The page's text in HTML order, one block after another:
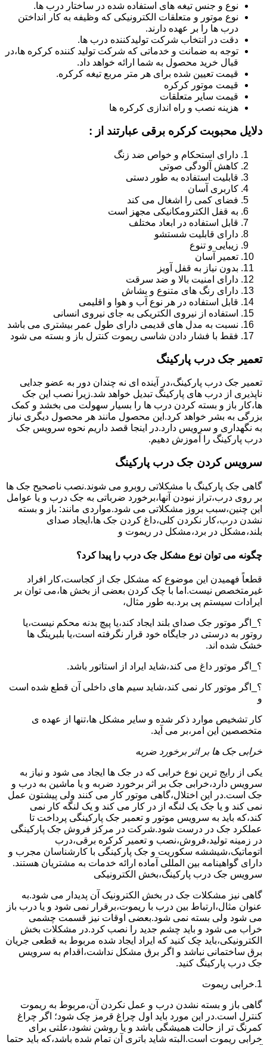
نوع و جنس تیغه های استفاده شده در ساختار درب ها.
نوع موتور و متعلقات الکترونیکی که وظیفه به کار انداختن
درب ها را بر عهده دارند.
دقت در انتخاب شرکت تولیدکننده درب ها.
توجه به ضمانت و خدماتی که شرکت تولید کننده کرکره ها،در
قبال خرید محصول به شما ارائه خواهد داد.
قیمت تعیین شده برای هر متر مربع تیغه کرکره.
قیمت موتور کرکره
قیمت سایر متعلقات
هزینه نصب و راه اندازی کرکره ها
دلایل محبوبت کرکره برقی عبارتند از :
دارای استحکام و خواص ضد زنگ
کاهش آلودگی صوتی
قابلیت استفاده به طور دستی
کاربری آسان
فضای کمی را اشغال می کند
به قفل الکترومکانیکی مجهز است
قابل استفاده در ابعاد مختلف
دارای قابلیت شستشو
زیبایی و تنوع
تعمیر آسان
بدون نیاز به قفل آویز
دارای امنیت بالا و ضد سرقت
دارای رنگ های متنوع و بشاش
قابل استفاده در هر نوع آب و هوا و اقلیمی
استفاده از نیروی الکتریکی به جای نیروی انسانی
نسبت به مدل های قدیمی دارای طول عمر بیشتری می باشد
فقط با فشار دادن شاسی ریموت کنترل باز و بسته می شود
تعمیر جک درب پارکینگ
تعمیر جک درب پارکینگ،در آینده ای نه چندان دور به عضو جدایی
ناپذیری از درب های پارکینگ تبدیل خواهد شد.زیرا نصب این جک
ها،کار باز و بسته کردن درب ها را بسیار سهولت می بخشد و کمک
بزرگی به بشر خواهد کرد.این محصول مانند هر محصول دیگری نیاز
به نگهداری و سرویس دارد.در اینجا قصد داریم نحوه سرویس جک
درب پارکینگ را آموزش دهیم.
سرویس کردن جک درب پارکینگ
گاهی جک پارکینگ با مشکلاتی روبرو می شوند.نصب ناصحیح جک ها
بر روی درب،تراز نبودن آنها،برخورد ضرباتی به جک درب و یا عوامل
این چنین،سبب بروز مشکلاتی می شود.مواردی مانند: باز و بسته
نشدن درب،کار نکردن کلی،داغ کردن جک ها،ایجاد صدای
بلند،مشکل در برد،مشکل در ریموت و
چگونه می توان نوع مشکل جک درب را پیدا کرد؟
قطعاً فهمیدن این موضوع که مشکل جک از کجاست،کار افراد
غیرمتخصص نیست.اما با چک کردن بعضی از بخش ها،می توان بر
ایرادات سیستم پی برد.به طور مثال،
؟_اگر موتور جک صدای بلند ایجاد کند،یا پیچ بدنه محکم نیست،یا
روتور به درستی در جایگاه خود قرار نگرفته است،یا بلبرینگ ها
خشک شده اند.
؟_اگر موتور داغ می کند،شاید ایراد از استاتور باشد.
؟_اگر موتور کار نمی کند،شاید سیم های داخلی آن قطع شده است
و
کار تشخیص موارد ذکر شده و سایر مشکل ها،تنها از عهده ی
متخصصین این امر،بر می آید.
خرابی جک ها بر اثر برخورد ضربه
یکی از رایج ترین نوع خرابی که در جک ها ایجاد می شود و نیاز به
سرویس دارد،خرابی جک بر اثر برخورد ضربه و یا ماشین به درب و
جک است.در این اختلال،گاهی موتور کار می کنند ولی پیشتون عمل
نمی کند و یا جک یک لنگه از در کار می کند و یک لنگه کار نمی
کند،که باید به سرویس موتور و تعمیر جک پارکینگی پرداخت تا
عملکرد جک در درست شود.شرکت در مرکز فروش جک پارکینگی
در زمینه تولید،فروش،نصب و تعمیر کرکره برقی،درب
اتوماتیک،شیششه سکوریت و جک پارکینگی با کارشناسان مجرب و
دارای گواهینامه بین المللی آماده ارائه خدمات به مشتریان هستند.
سرویس جک درب پارکینگ،بخش الکترونیکی
گاهی نیز مشکلات جک در بخش الکترونیک آن پدیدار می شود.به
عنوان مثال،ارتباط بین درب با ریموت،برقرار نمی شود و یا درب باز
می شود ولی بسته نمی شود.بعضی اوقات نیز قسمت چشمی
خراب می شود و باید چشم جدید را نصب کرد.در مشکلات بخش
الکترونیکی،باید چک کنید که ایراد ایجاد شده مربوط به قطعی جریان
برق ساختمانی نباشد و اگر برق مشکل نداشت،اقدام به سرویس
جک درب پارکینگ کنید.
1.خرابی ریموت
گاهی باز و بسته نشدن درب و عمل نکردن آن،مربوط به ریموت
کنترل است.در این مورد باید اول چراغ قرمز چک شود؛ اگر چراغ
کمرنگ تر از حالت همیشگی باشد و یا روشن نشود،علتی برای
خرابی ریموت است.البته شاید باتری آن تمام شده باشد،که باید حتما